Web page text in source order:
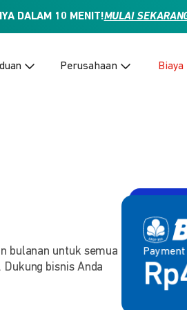
DALAM 10 MENIT!MULAI
Perusahaan Biaya
bulanan untuk semua
bisnis Anda
Payment